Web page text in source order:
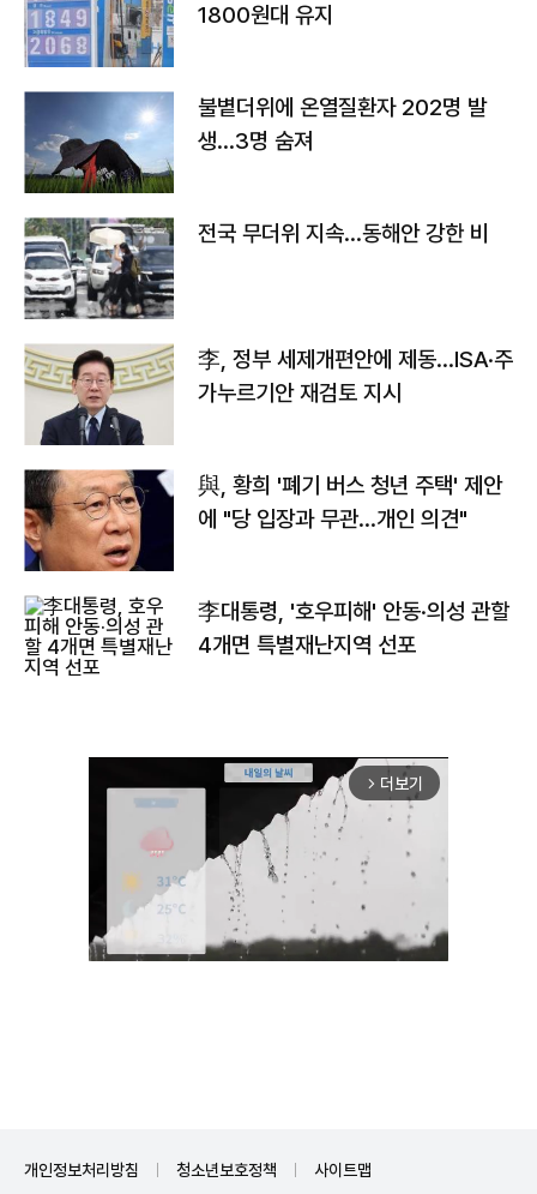
1800원대 유지
불볕더위에 온열질환자 202명 발
생…3명 숨져
전국 무더위 지속…동해안 강한 비
李, 정부 세제개편안에 제동…ISA·주
가누르기안 재검토 지시
與, 황희 '폐기 버스 청년 주택' 제안
에 "당 입장과 무관…개인 의견"
李대통령, '호우피해' 안동·의성 관할
4개면 특별재난지역 선포
arrow_forward_ios 더보기
개인정보처리방침 청소년보호정책 사이트맵